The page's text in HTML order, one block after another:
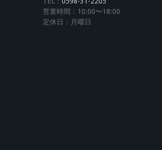
営業時間：10:00〜18:00
定休日：月曜日